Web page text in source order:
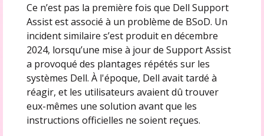
Ce n’est pas la première fois que Dell Support
Assist est associé à un problème de BSoD. Un
incident similaire s’est produit en décembre
2024, lorsqu’une mise à jour de Support Assist
a provoqué des plantages répétés sur les
systèmes Dell. À l'époque, Dell avait tardé à
réagir, et les utilisateurs avaient dû trouver
eux-mêmes une solution avant que les
instructions officielles ne soient reçues.